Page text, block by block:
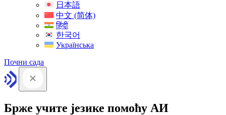
日本語
中文 (简体)
हिंदी
한국어
Українська
Почни сада
Брже учите језике помоћу АИ